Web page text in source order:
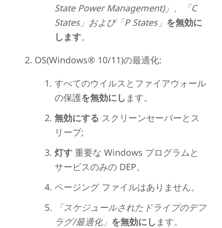
State Power Management)」、「C
States」および「P States」 を無効に
します。
OS(Windows® 10/11)の最適化:
すべてのウイルスとファイアウォール
の保護を無効にし ます。
無効にする スクリーンセーバーとス
リープ;
灯す重要な Windows プログラムと
サービスのみの DEP。
ページング ファイルはありません。
「スケジュールされたドライブのデフ
ラグ/最適化」 を無効にし ます。